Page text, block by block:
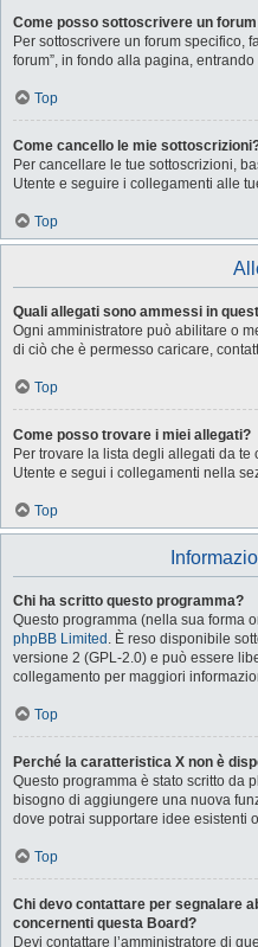
Come posso sottoscrivere un
Per sottoscrivere un forum specifico,
forum”, in fondo alla pagina,
Top
Come cancello le mie
Per cancellare le tue sottoscrizioni,
Utente e seguire i collegamenti alle
Top
Quali allegati sono ammessi in
Ogni amministratore può abilitare o
di ciò che è permesso caricare,
Top
Come posso trovare i miei allegati?
Per trovare la lista degli allegati da
Utente e segui i collegamenti nella
Top
Chi ha scritto questo programma?
Questo programma (nella sua forma
phpBB Limited . È reso disponibile
versione 2 (GPL-2.0) e può essere
collegamento per maggiori
Top
Perché la caratteristica X non è
Questo programma è stato scritto da
bisogno di aggiungere una nuova
dove potrai supportare idee esistenti
Top
Chi devo contattare per segnalare
concernenti questa Board?
Devi contattare l’amministratore di